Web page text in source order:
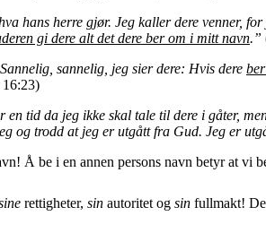
hans herre gjør. Jeg kaller dere
gi dere alt det dere ber om i mitt navn.”
sannelig, jeg sier dere: Hvis dere
16:23)
tid da jeg ikke skal tale til dere i gåter,
og trodd at jeg er utgått fra Gud. Jeg er
Å be i en annen persons navn betyr at vi
rettigheter, sin autoritet og sin fullmakt!